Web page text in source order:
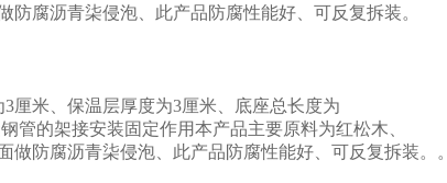
腐沥青柒侵泡、此产品防腐性能好、可反复拆装。
米、保温层厚度为3厘米、底座总长度为
管的架接安装固定作用本产品主要原料为红松木、
做防腐沥青柒侵泡、此产品防腐性能好、可反复拆装。。